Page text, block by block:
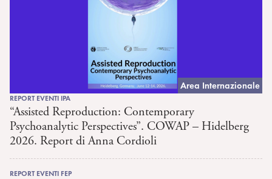
Area Internazionale
REPORT EVENTI IPA
“Assisted Reproduction: Contemporary
Psychoanalytic Perspectives”. COWAP – Hidelberg
2026. Report di Anna Cordioli
REPORT EVENTI FEP